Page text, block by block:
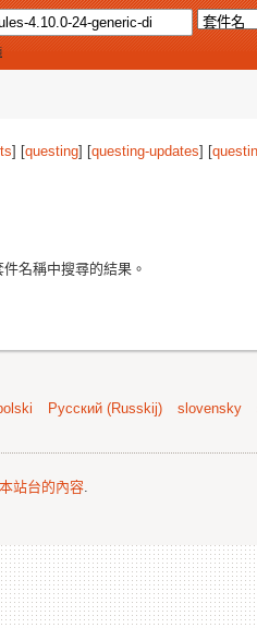
] [questing] [questing-updates] [
件名稱中搜尋的結果。
Русский (Russkij) slovensky
站台的內容.